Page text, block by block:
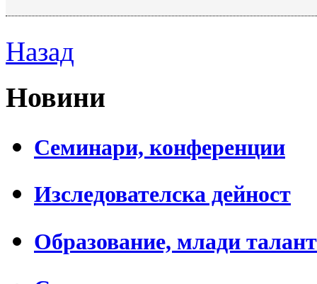
Назад
Новини
Семинари, конференции
Изследователска дейност
Образование, млади